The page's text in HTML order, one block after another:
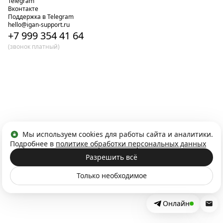
Онлайн
Мы используем cookies для работы сайта и аналитики.
Подробнее в политике обработки персональных данных
Разрешить всё
Только необходимое
Вконтакте
Поддержка в Telegram
hello@igan-support.ru
+7 999 354 41 64
(звонок платный)